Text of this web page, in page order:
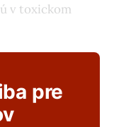
v toxickom
pre